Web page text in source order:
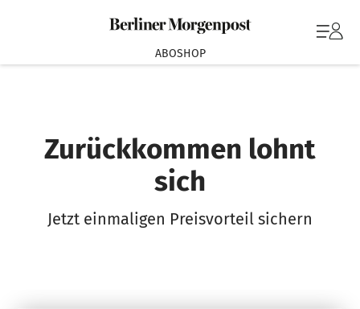
ABOSHOP
Zurückkommen lohnt
sich
Jetzt einmaligen Preisvorteil sichern